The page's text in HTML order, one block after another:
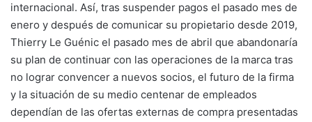
internacional. Así, tras suspender pagos el pasado mes de
enero y después de comunicar su propietario desde 2019,
Thierry Le Guénic el pasado mes de abril que abandonaría
su plan de continuar con las operaciones de la marca tras
no lograr convencer a nuevos socios, el futuro de la firma
y la situación de su medio centenar de empleados
dependían de las ofertas externas de compra presentadas